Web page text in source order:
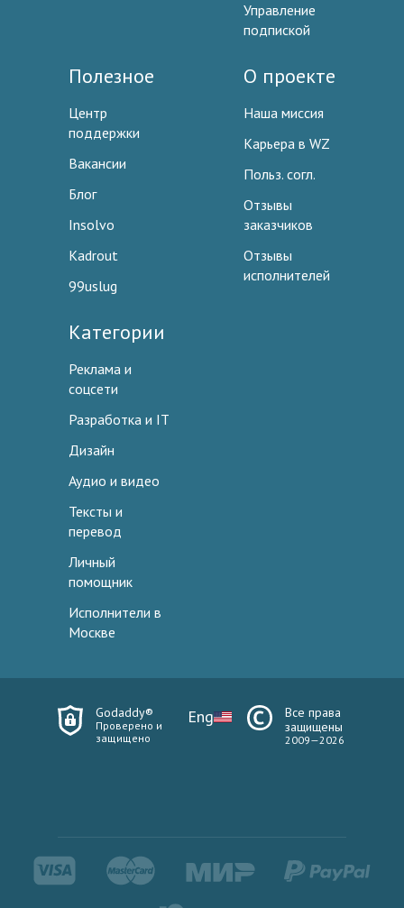
Управление
подпиской
Полезное
Центр
поддержки
Вакансии
Блог
Insolvo
Kadrout
99uslug
О проекте
Наша миссия
Карьера в WZ
Польз. согл.
Отзывы
заказчиков
Отзывы
исполнителей
Категории
Реклама и
соцсети
Разработка и IT
Дизайн
Аудио и видео
Тексты и
перевод
Личный
помощник
Исполнители в
Москве
Godaddy®
Проверено и
защищено
Eng
Все права
защищены
2009—2026